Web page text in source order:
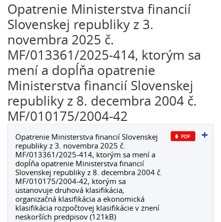
Opatrenie Ministerstva financií
Slovenskej republiky z 3.
novembra 2025 č.
MF/013361/2025-414, ktorým sa
mení a dopĺňa opatrenie
Ministerstva financií Slovenskej
republiky z 8. decembra 2004 č.
MF/010175/2004-42
Opatrenie Ministerstva financií Slovenskej
republiky z 3. novembra 2025 č.
MF/013361/2025-414, ktorým sa mení a
dopĺňa opatrenie Ministerstva financií
Slovenskej republiky z 8. decembra 2004 č.
MF/010175/2004-42, ktorým sa
ustanovuje druhová klasifikácia,
organizačná klasifikácia a ekonomická
klasifikácia rozpočtovej klasifikácie v znení
neskorších predpisov (121kB)